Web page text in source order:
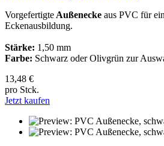
Vorgefertigte Außenecke aus PVC für
Eckenausbildung.
Stärke: 1,50 mm
Farbe: Schwarz oder Olivgrün zur
13,48 €
pro Stck.
Jetzt kaufen